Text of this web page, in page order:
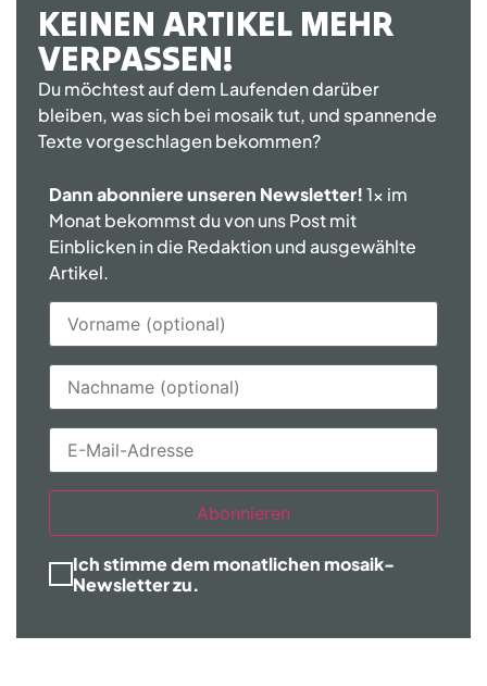
KEINEN ARTIKEL MEHR
VERPASSEN!
Du möchtest auf dem Laufenden darüber
bleiben, was sich bei mosaik tut, und spannende
Texte vorgeschlagen bekommen?
Dann abonniere unseren Newsletter!1x im
Monat bekommst du von uns Post mit
Einblicken in die Redaktion und ausgewählte
Artikel.
Abonnieren
Ich stimme dem monatlichen mosaik-
Newsletter zu.